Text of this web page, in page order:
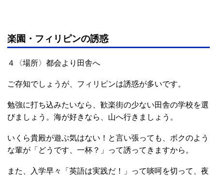
楽園・フィリピンの誘惑
４〈場所〉都会より田舎へ
ご存知でしょうが、フィリピンは誘惑が多いです。
勉強に打ち込みたいなら、歓楽街の少ない田舎の学校を選
びましょう。海が好きなら、山へ行きましょう。
いくら貴殿が遊ぶ気はない！と言い張っても、ボクのよう
な輩が「どうです、一杯？」って誘ってきますから。
また、入学早々「英語は実践だ！」って啖呵を切って、夜